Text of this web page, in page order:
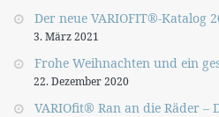
Der neue VARIOFIT®-Katalog
3. März 2021
Frohe Weihnachten und ein
22. Dezember 2020
VARIOfit® Ran an die Räder –